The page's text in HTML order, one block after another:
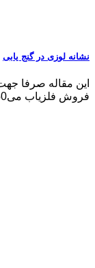
نشانه لوزی در گنج یابی
این مقاله صرفا
فروش فلزیاب می09102191330